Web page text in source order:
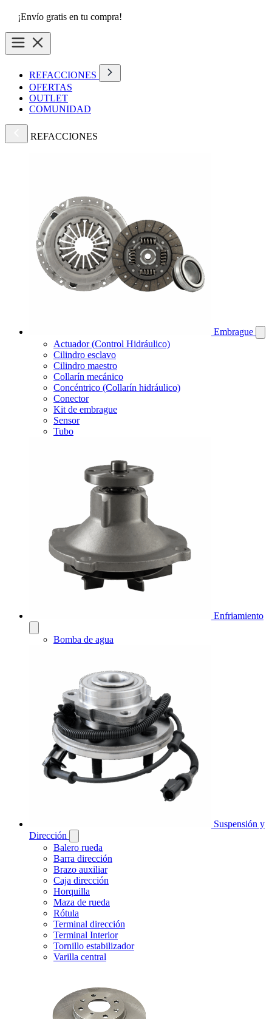
¡Envío gratis en tu compra!
REFACCIONES
OFERTAS
OUTLET
COMUNIDAD
REFACCIONES
Embrague
Actuador (Control Hidráulico)
Cilindro esclavo
Cilindro maestro
Collarín mecánico
Concéntrico (Collarín hidráulico)
Conector
Kit de embrague
Sensor
Tubo
Enfriamiento
Bomba de agua
Suspensión y
Dirección
Balero rueda
Barra dirección
Brazo auxiliar
Caja dirección
Horquilla
Maza de rueda
Rótula
Terminal dirección
Terminal Interior
Tornillo estabilizador
Varilla central